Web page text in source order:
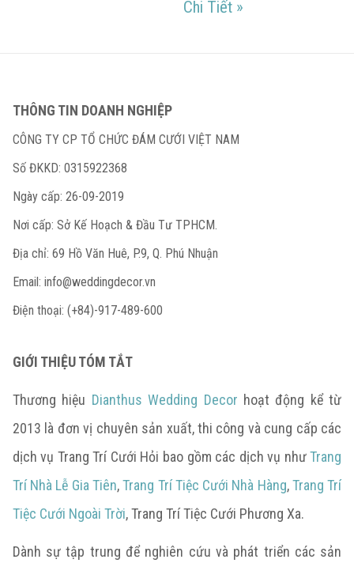
Chi Tiết Tổ Chức Đám
»
THÔNG TIN DOANH NGHIỆP
CÔNG TY CP TỔ CHỨC ĐÁM CƯỚI VIỆT NAM
Số ĐKKD: 0315922368
Ngày cấp: 26-09-2019
Nơi cấp: Sở Kế Hoạch & Đầu Tư TPHCM.
Địa chỉ: 69 Hồ Văn Huê, P.9, Q. Phú Nhuận
Email: info@weddingdecor.vn
Điện thoại: (+84)-917-489-600
GIỚI THIỆU TÓM TẮT
Thương hiệu Dianthus Wedding Decor hoạt động kể từ
2013 là đơn vị chuyên sản xuất, thi công và cung cấp các
dịch vụ Trang Trí Cưới Hỏi bao gồm các dịch vụ nhưTrang
Trí Nhà Lễ Gia Tiên,Trang Trí Tiệc Cưới Nhà Hàng,Trang Trí
Tiệc Cưới Ngoài Trời, Trang Trí Tiệc Cưới Phương Xa.
Dành sự tập trung để nghiên cứu và phát triển các sản